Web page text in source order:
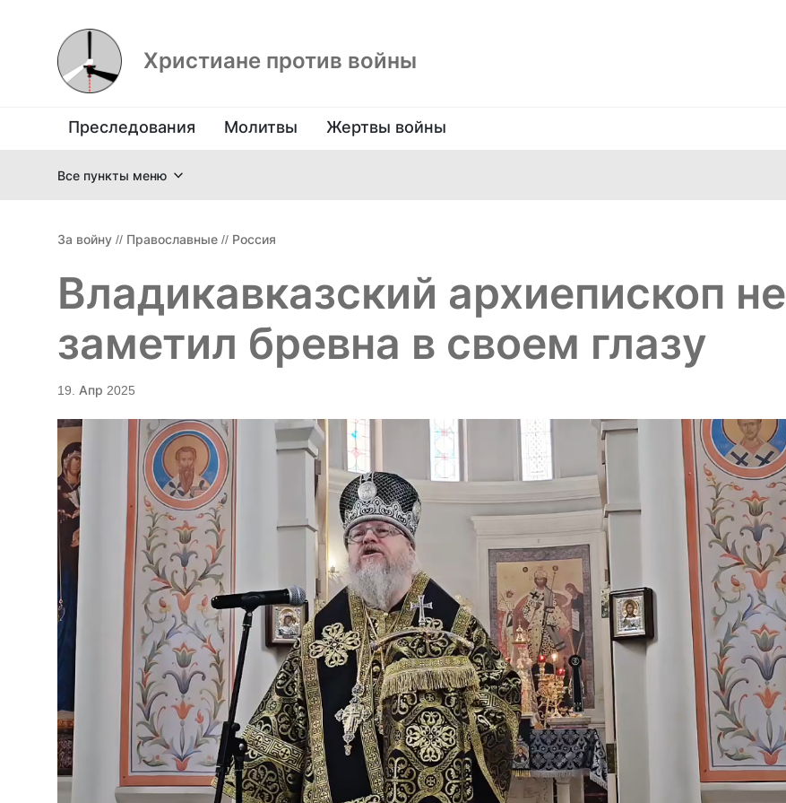
Христиане против войны
Преследования Молитвы Жертвы войны
Все пункты меню
За войну // Православные // Россия
Владикавказский архиепископ не
заметил бревна в своем глазу
19. Апр 2025